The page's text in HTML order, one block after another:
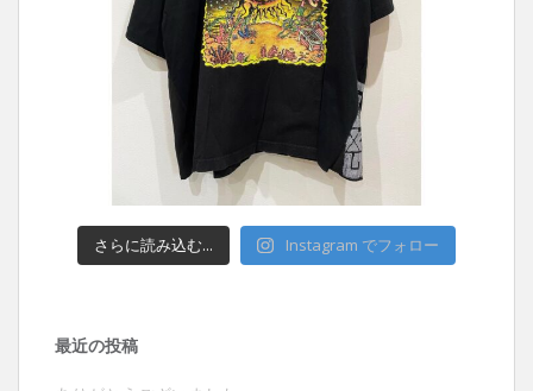
さらに読み込む... Instagram でフォロー
最近の投稿